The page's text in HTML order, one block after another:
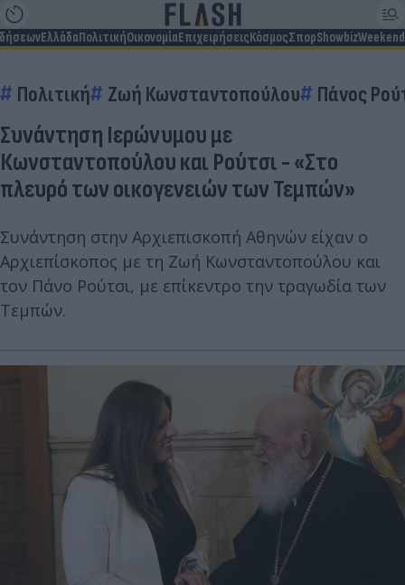
ΕλλάδαΠολιτικήΟικονομίαΕπιχειρήσειςΚόσμοςΣπορShowbizWeekend
Πολιτική Ζωή Κωνσταντοπούλου Πάνος
Συνάντηση Ιερώνυμου με
Κωνσταντοπούλου και Ρούτσι - «Στο
πλευρό των οικογενειών των Τεμπών»
Συνάντηση στην Αρχιεπισκοπή Αθηνών είχαν ο
Αρχιεπίσκοπος με τη Ζωή Κωνσταντοπούλου και
τον Πάνο Ρούτσι, με επίκεντρο την τραγωδία των
Τεμπών.